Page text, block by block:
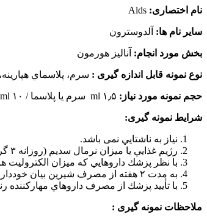
نام اختصاری: Alds
سایر نام ها: آلدوسترون
بخش مورد انجام: آنالیز هورمون
نوع نمونه قابل اندازه گیری : سرم، پلاسماي هپارينه، ادرار
حجم نمونه مورد نیاز: ۱٫۵ ml سرم یا پلاسما / ۱۰ ml از ادرار ۲۴ ساعته
شرایط نمونه گیری:
نياز به ناشتايي نمی باشد.
رژيم غذايي يا ميزان نرمال سديم (روزانه ۳ گرم سديم) به مدت ۲ هفته رعايت شود.
با نظر پزشك داروهايي كه ميزان الكتروليت ها را
به مدت ۲ هفته از مصرف شيرين بيان خودداري شود.
با تأييد پزشك از مصرف داروهاي
ملاحظات نمونه گیری :